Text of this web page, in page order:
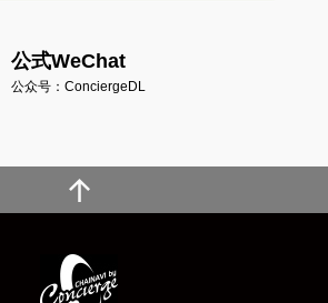
公式WeChat
公众号：ConciergeDL